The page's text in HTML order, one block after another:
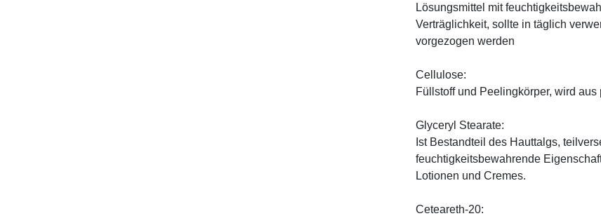
Lösungsmittel mit
Verträglichkeit, sollte in täglich
vorgezogen werden
Cellulose:
Füllstoff und Peelingkörper, wird
Glyceryl Stearate:
Ist Bestandteil des Hauttalgs,
feuchtigkeitsbewahrende
Lotionen und Cremes.
Ceteareth-20: